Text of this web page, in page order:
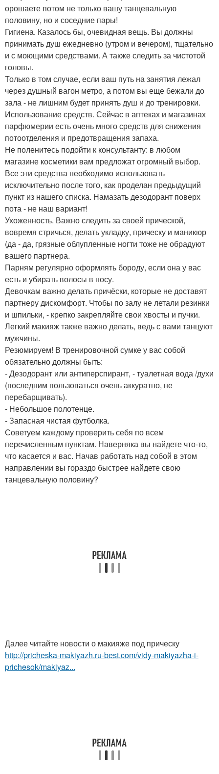
орошаете потом не только вашу танцевальную
половину, но и соседние пары!
Гигиена. Казалось бы, очевидная вещь. Вы должны
принимать душ ежедневно (утром и вечером), тщательно
и с моющими средствами. А также следить за чистотой
головы.
Только в том случае, если ваш путь на занятия лежал
через душный вагон метро, а потом вы еще бежали до
зала - не лишним будет принять душ и до тренировки.
Использование средств. Сейчас в аптеках и магазинах
парфюмерии есть очень много средств для снижения
потоотделения и предотвращения запаха.
Не поленитесь подойти к консультанту: в любом
магазине косметики вам предложат огромный выбор.
Все эти средства необходимо использовать
исключительно после того, как проделан предыдущий
пункт из нашего списка. Намазать дезодорант поверх
пота - не наш вариант!
Ухоженность. Важно следить за своей прической,
вовремя стричься, делать укладку, прическу и маникюр
(да - да, грязные облупленные ногти тоже не обрадуют
вашего партнера.
Парням регулярно оформлять бороду, если она у вас
есть и убирать волосы в носу.
Девочкам важно делать причёски, которые не доставят
партнеру дискомфорт. Чтобы по залу не летали резинки
и шпильки, - крепко закрепляйте свои хвосты и пучки.
Легкий макияж также важно делать, ведь с вами танцуют
мужчины.
Резюмируем! В тренировочной сумке у вас собой
обязательно должны быть:
- Дезодорант или антиперспирант, - туалетная вода /духи
(последним пользоваться очень аккуратно, не
перебарщивать).
- Небольшое полотенце.
- Запасная чистая футболка.
Советуем каждому проверить себя по всем
перечисленным пунктам. Наверняка вы найдете что-то,
что касается и вас. Начав работать над собой в этом
направлении вы гораздо быстрее найдете свою
танцевальную половину?
Далее читайте новости о макияже под прическу
http://pricheska-makiyazh.ru-best.com/vidy-makiyazha-i-
prichesok/makiyaz...